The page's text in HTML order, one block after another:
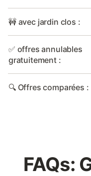
🚧 avec jardin clos :
✅ offres annulables
gratuitement :
🔍 Offres comparées :
FAQs: